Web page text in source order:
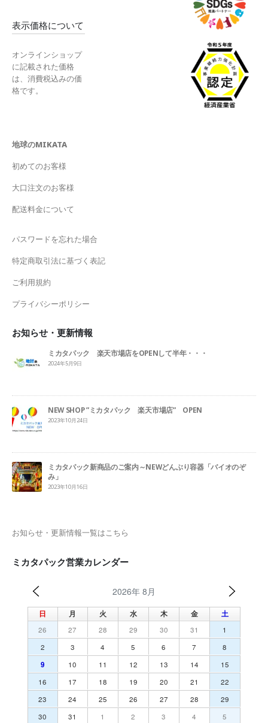
表示価格について
オンラインショップ
に記載された価格
は、消費税込みの価
格です。
地球のMIKATA
初めてのお客様
大口注文のお客様
配送料金について
パスワードを忘れた場合
特定商取引法に基づく表記
ご利用規約
プライバシーポリシー
お知らせ・更新情報
ミカタパック 楽天市場店をOPENして半年・・・
2024年5月9日
NEW SHOP ”ミカタパック 楽天市場店” OPEN
2023年10月24日
ミカタパック新商品のご案内～NEWどんぶり容器「バイオのぞ
み」
2023年10月16日
お知らせ・更新情報一覧はこちら
ミカタパック営業カレンダー
2026年 8月
日 月 火 水 木 金 土
26 27 28 29 30 31
1
2
3 4 5 6 7 8
9 10 11 12 13 14
15
16
17 18 19 20 21
22
23
24 25 26 27 28
29
30
31 1 2 3 4 5